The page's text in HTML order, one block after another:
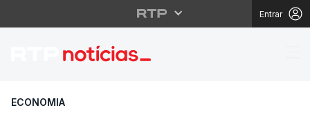
Entrar
Tribunal de Luanda
ECONOMIA